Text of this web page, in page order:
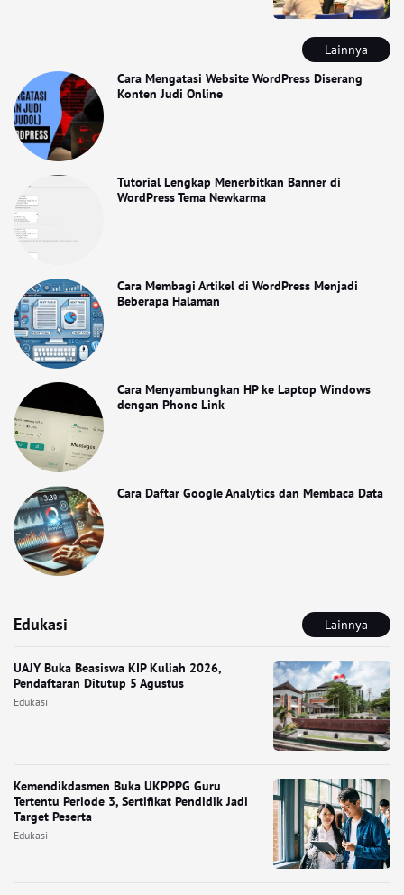
Lainnya
Cara Mengatasi Website WordPress Diserang
Konten Judi Online
Tutorial Lengkap Menerbitkan Banner di
WordPress Tema Newkarma
Cara Membagi Artikel di WordPress Menjadi
Beberapa Halaman
Cara Menyambungkan HP ke Laptop Windows
dengan Phone Link
Cara Daftar Google Analytics dan Membaca Data
Edukasi Lainnya
UAJY Buka Beasiswa KIP Kuliah 2026,
Pendaftaran Ditutup 5 Agustus
Edukasi
Kemendikdasmen Buka UKPPPG Guru
Tertentu Periode 3, Sertifikat Pendidik Jadi
Target Peserta
Edukasi